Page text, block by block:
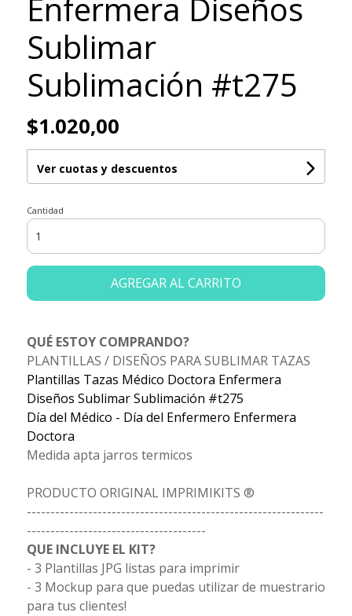
Enfermera Diseños
Sublimar
Sublimación #t275
$1.020,00
Ver cuotas y descuentos
Cantidad
AGREGAR AL CARRITO
QUÉ ESTOY COMPRANDO?
PLANTILLAS / DISEÑOS PARA SUBLIMAR TAZAS
Plantillas Tazas Médico Doctora Enfermera
Diseños Sublimar Sublimación #t275
Día del Médico - Día del Enfermero Enfermera
Doctora
Medida apta jarros termicos
PRODUCTO ORIGINAL IMPRIMIKITS ®
---------------------------------------------------------------
--------------------------------------
QUE INCLUYE EL KIT?
- 3 Plantillas JPG listas para imprimir
- 3 Mockup para que puedas utilizar de muestrario
para tus clientes!